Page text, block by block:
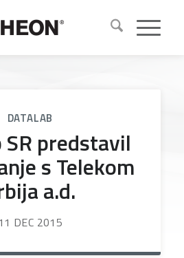
DATALAB
predstavil
s Telekom
a.d.
DEC 2015